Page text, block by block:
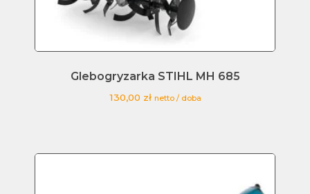
Glebogryzarka STIHL MH 685
130,00 zł netto / doba